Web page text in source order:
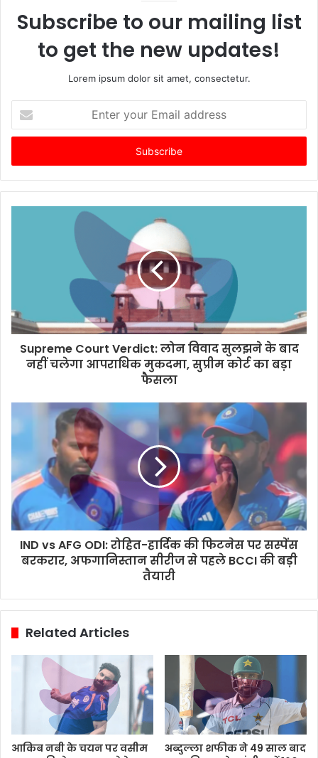
Subscribe to our mailing list
to get the new updates!
Lorem ipsum dolor sit amet, consectetur.
your
Email
Supreme Court Verdict: लोन विवाद सुलझने के बाद
नहीं चलेगा आपराधिक मुकदमा, सुप्रीम कोर्ट का बड़ा
फैसला
IND vs AFG ODI: रोहित-हार्दिक की फिटनेस पर सस्पेंस
बरकरार, अफगानिस्तान सीरीज से पहले BCCI की बड़ी
तैयारी
Related Articles
आकिब नबी के चयन पर वसीम
अब्दुल्ला शफीक ने 49 साल बाद